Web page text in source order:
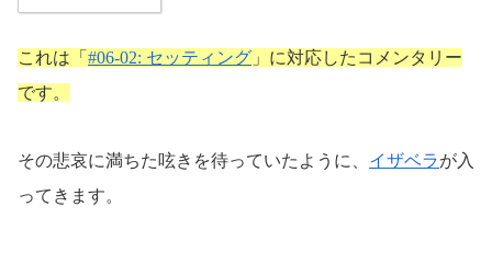
これは「 #06-02: セッティング 」に対応したコメンタリー
です。
その悲哀に満ちた呟きを待っていたように、 イザベラが入
ってきます。